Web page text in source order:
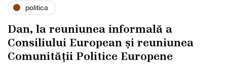
politica
Dan, la reuniunea informală a
Consiliului European și reuniunea
Comunității Politice Europene